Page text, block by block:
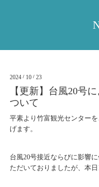
2024 / 10 / 23
【更新】台風20号
ついて
平素より竹富観光センター
げます。
台風20号接近ならびに影響に
ただいておりましたが、本